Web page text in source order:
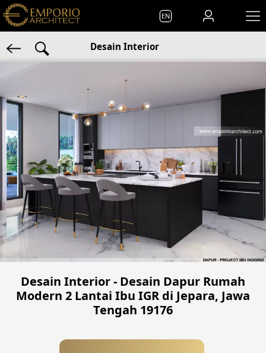
EN
Desain Interior
Desain Interior - Desain Dapur Rumah
Modern 2 Lantai Ibu IGR di Jepara, Jawa
Tengah 19176